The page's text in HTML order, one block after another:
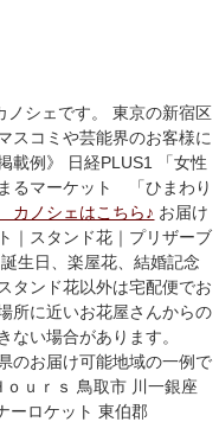
シェです。 東京の新宿区
スコミや芸能界のお客様に
載例》 日経PLUS1 「女性
るマーケット 「ひまわり
ノシェはこちら♪ お届け
｜スタンド花｜プリザーブ
生日、楽屋花、結婚記念
タンド花以外は宅配便でお
所に近いお花屋さんからの
ない場合があります。
のお届け可能地域の一例で
ｕｒｓ 鳥取市 川一銀座
ーロケット 東伯郡